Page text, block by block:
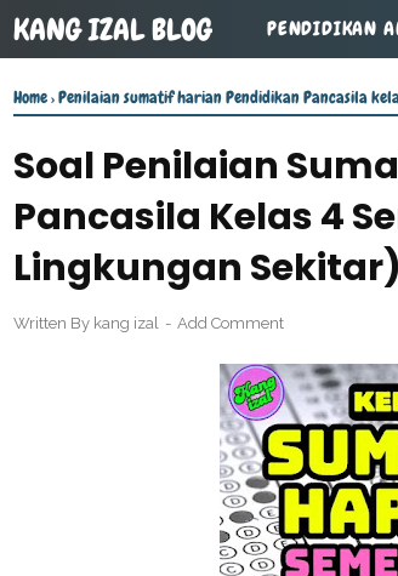
KANG IZAL BLOG PENDIDIKAN
Home›Penilaian sumatif harian Pendidikan Pancasila
Soal Penilaian
Pancasila Kelas 4
Lingkungan
Written By kang izal Add Comment